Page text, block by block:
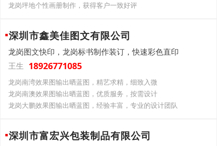
龙岗坪地个性画册制作，获得客户一致好评
深圳市鑫美佳图文有限公司
龙岗图文快印，龙岗标书制作装订，快速彩色直印
王生 18926771085
龙岗南湾效果图输出晒蓝图，精艺求精，细致入微
龙岗南澳效果图输出晒蓝图，优质服务，按需设计
龙岗大鹏效果图输出晒蓝图，经验丰富，专业的设计团队
深圳市富宏兴包装制品有限公司